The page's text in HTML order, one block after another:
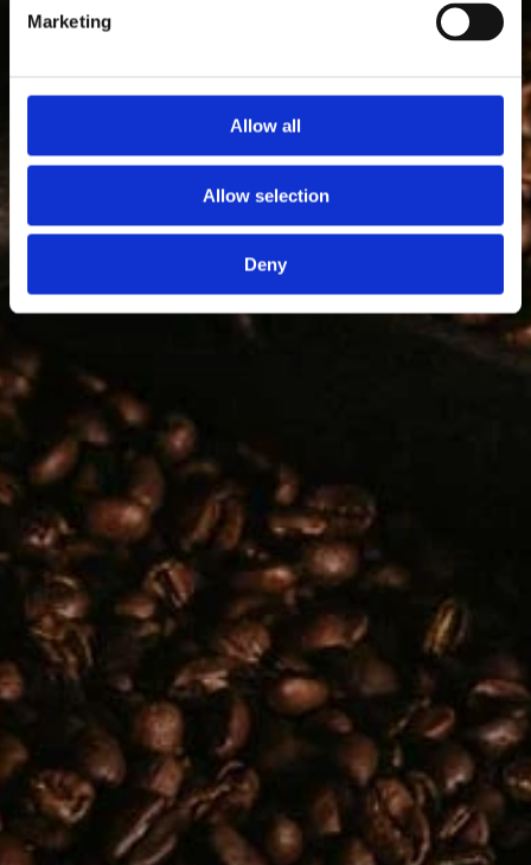
Marketing
Allow all
Allow selection
Deny